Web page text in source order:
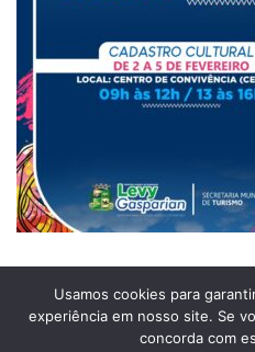
Prefeitura Municipal de Comendador
Est União Indústria, S/Nº, KM 131
Usamos cookies para
experiência em nosso site. Se
concorda com